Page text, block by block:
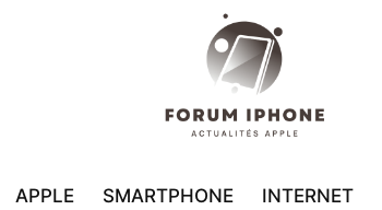
APPLE SMARTPHONE INTERNET